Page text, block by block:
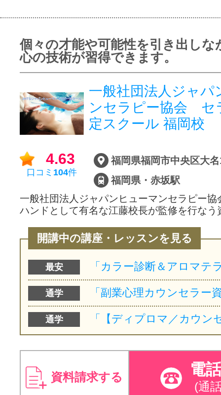
個々の才能や可能性を引き出しな
心の技術が習得できます。
一般社団法人ジャパ
ンセラピー協会 セ
定スクール 福岡校
4.63
口コミ 104件
福岡県福岡市中央区大
福岡県・赤坂駅
一般社団法人ジャパンヒューマンセラピー協
ハンドとして有名な江藤校長が監修を行な
開講中の講座・レッスンを見る
最安
通学
通学
資料請求する 電
(通